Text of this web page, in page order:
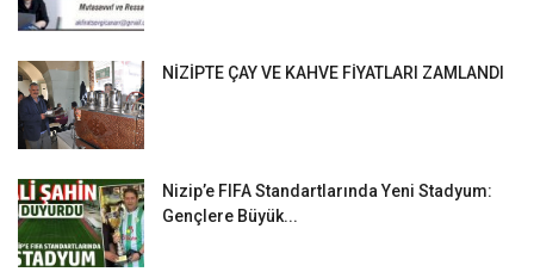
NİZİPTE ÇAY VE KAHVE FİYATLARI ZAMLANDI
Nizip’e FIFA Standartlarında Yeni Stadyum:
Gençlere Büyük...